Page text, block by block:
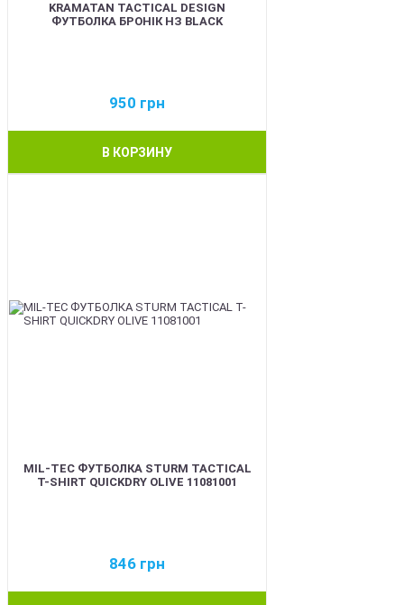
KRAMATAN TACTICAL DESIGN
ФУТБОЛКА БРОНІК НЗ BLACK
950 грн
В КОРЗИНУ
MIL-TEC ФУТБОЛКА STURM TACTICAL
T-SHIRT QUICKDRY OLIVE 11081001
846 грн